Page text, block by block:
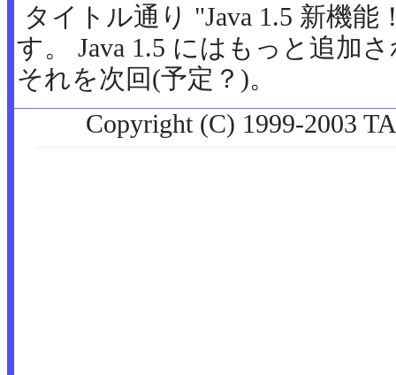
タイトル通り "Java 1.5 新機
す。 Java 1.5 にはもっと追加
それを次回(予定？)。
Copyright (C) 1999-2003